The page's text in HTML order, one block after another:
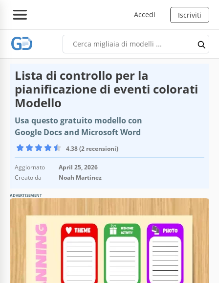
Accedi Iscriviti
Lista di controllo per la
pianificazione di eventi colorati
Modello
Usa questo gratuito modello con
Google Docs and Microsoft Word
4.38 (2 recensioni)
Aggiornato
April 25, 2026
Creato da
Noah Martinez
ADVERTISEMENT